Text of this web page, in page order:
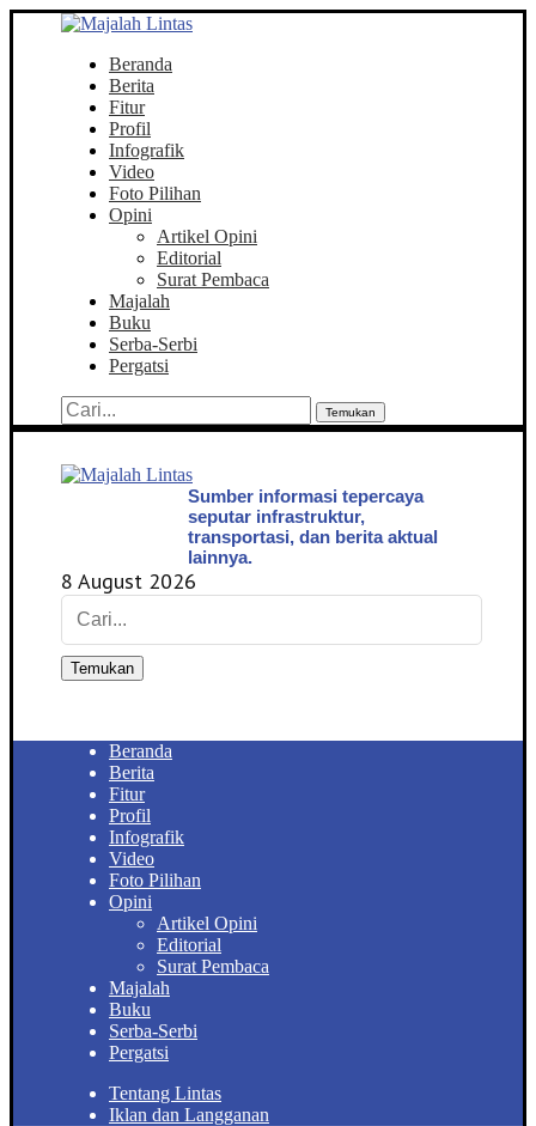
Beranda
Berita
Fitur
Profil
Infografik
Video
Foto Pilihan
Opini
Artikel Opini
Editorial
Surat Pembaca
Majalah
Buku
Serba-Serbi
Pergatsi
Temukan
Sumber informasi tepercaya
seputar infrastruktur,
transportasi, dan berita aktual
lainnya.
8 August 2026
Temukan
Beranda
Berita
Fitur
Profil
Infografik
Video
Foto Pilihan
Opini
Artikel Opini
Editorial
Surat Pembaca
Majalah
Buku
Serba-Serbi
Pergatsi
Tentang Lintas
Iklan dan Langganan